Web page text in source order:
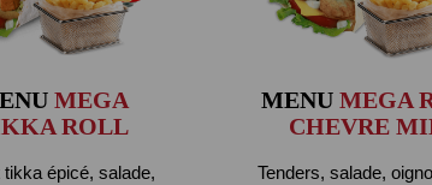
MEGA
ROLL
tikka épicé, salade,
MENU MEGA
CHEVRE
Tenders, salade,